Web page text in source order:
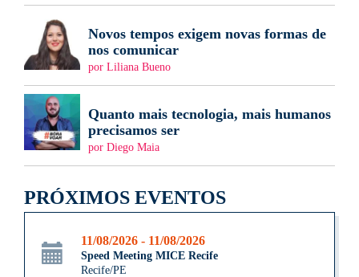
Novos tempos exigem novas formas de
nos comunicar
por Liliana Bueno
Quanto mais tecnologia, mais humanos
precisamos ser
por Diego Maia
PRÓXIMOS EVENTOS
11/08/2026 - 11/08/2026
Speed Meeting MICE Recife
Recife/PE